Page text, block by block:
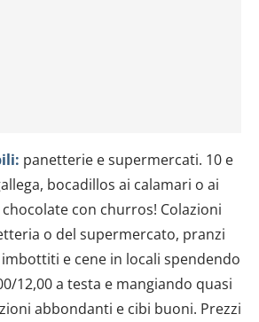
panetterie e supermercati. 10 e
bocadillos ai calamari o ai
con churros! Colazioni
o del supermercato, pranzi
e cene in locali spendendo
12,00 a testa e mangiando quasi
abbondanti e cibi buoni. Prezzi